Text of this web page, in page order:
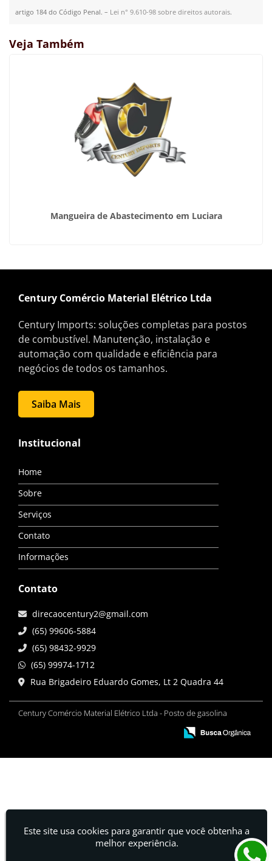
artigo 184 do Código Penal. – Lei n° 9.610-98 sobre direitos autorais.
Veja Também
Mangueira de Abastecimento em Luciara
Century Comércio Material Elétrico Ltda
Century Imports: soluções completas para postos
de combustível. Manutenção, instalação e
automação com qualidade e eficiência para
negócios de todos os tamanhos.
Saiba Mais
Institucional
Home
Sobre
Serviços
Contato
Informações
Contato
direcaocentury2@gmail.com
(65) 99606-5884
(65) 98432-9929
(65) 99974-1712
Rua Brigadeiro Eduardo Gomes, Lt 2 Quadra 44
Century Comércio Material Elétrico Ltda - Posto de gasolina
Este site usa cookies para garantir que você obtenha a
melhor experiência.